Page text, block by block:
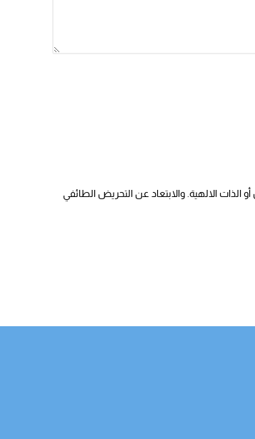
الذات الالهية. والابتعاد عن التحريض الطائفي